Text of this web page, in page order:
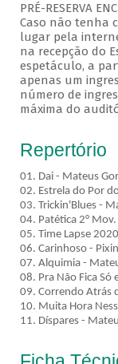
PRÉ-RESERVA
Caso não tenha
lugar pela
na recepção do
espetáculo, a
apenas um
número de
máxima do
Repertório
01. Dai - Mateus
02. Estrela do Por
03. Trickin'Blues -
04. Patética 2°
05. Time Lapse
06. Carinhoso -
07. Alquimia -
08. Pra Não Fica Só
09. Correndo Atrás
10. Muita Hora
11. Díspares -